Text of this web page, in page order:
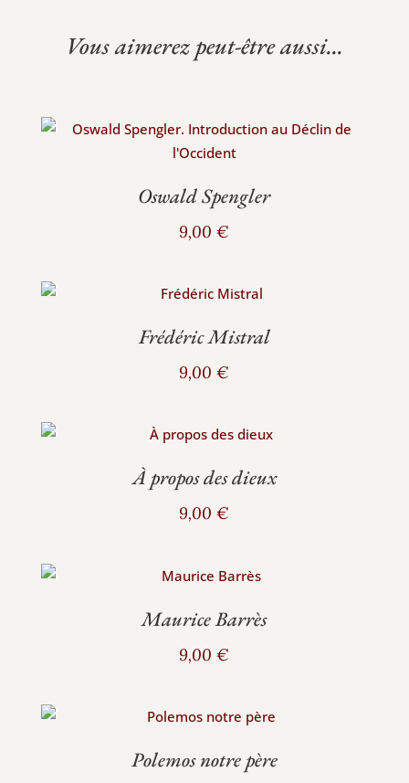
Vous aimerez peut-être aussi...
Oswald Spengler
9,00€
Frédéric Mistral
9,00€
À propos des dieux
9,00€
Maurice Barrès
9,00€
Polemos notre père